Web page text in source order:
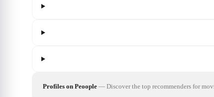
Profiles on Peoople — Discover the top recommenders for